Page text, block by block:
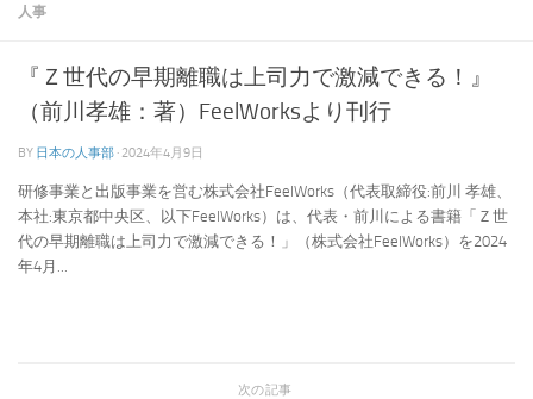
人事
『Ｚ世代の早期離職は上司力で激減できる！』
（前川孝雄：著）FeelWorksより刊行
BY 日本の人事部 · 2024年4月9日
研修事業と出版事業を営む株式会社FeelWorks（代表取締役:前川 孝雄、
本社:東京都中央区、以下FeelWorks）は、代表・前川による書籍「Ｚ世
代の早期離職は上司力で激減できる！」（株式会社FeelWorks）を2024
年4月...
次の記事